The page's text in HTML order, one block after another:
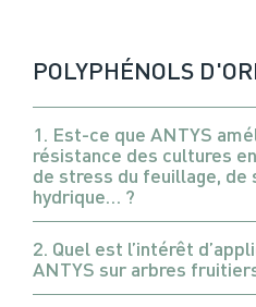
POLYPHÉNOLS
1. Est-ce que ANTYS
résistance des cultures
de stress du feuillage, de
hydrique… ?
2. Quel est l’intérêt
ANTYS sur arbres